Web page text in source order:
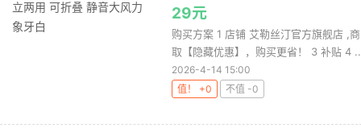
29元
购买方案 1 店铺 艾勒丝汀官方旗舰店 ,
取【隐藏优惠】，购买更省！ 3 补贴 4
2026-4-14 15:00
值！ +0
不值 -0